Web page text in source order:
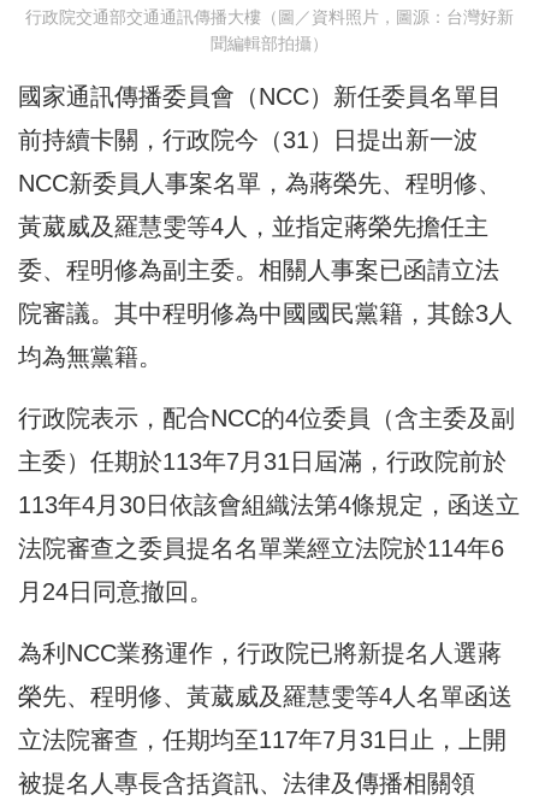
行政院交通部交通通訊傳播大樓（圖／資料照片，圖源：台灣好新
聞編輯部拍攝）
國家通訊傳播委員會（NCC）新任委員名單目
前持續卡關，行政院今（31）日提出新一波
NCC新委員人事案名單，為蔣榮先、程明修、
黃葳威及羅慧雯等4人，並指定蔣榮先擔任主
委、程明修為副主委。相關人事案已函請立法
院審議。其中程明修為中國國民黨籍，其餘3人
均為無黨籍。
行政院表示，配合NCC的4位委員（含主委及副
主委）任期於113年7月31日屆滿，行政院前於
113年4月30日依該會組織法第4條規定，函送立
法院審查之委員提名名單業經立法院於114年6
月24日同意撤回。
為利NCC業務運作，行政院已將新提名人選蔣
榮先、程明修、黃葳威及羅慧雯等4人名單函送
立法院審查，任期均至117年7月31日止，上開
被提名人專長含括資訊、法律及傳播相關領